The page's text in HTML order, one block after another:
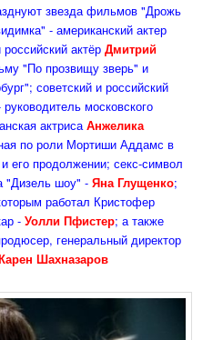
звезда фильмов "Дрожь
- американский актер
российский актёрДмитрий
"По прозвищу зверь" и
советский и российский
руководитель московского
актрисаАнжелика
по роли Мортиши Аддамс в
продолжении; секс-символ
"Дизель шоу" -Яна Глущенко;
работал Кристофер
-Уолли Пфистер; а также
генеральный директор
Шахназаров